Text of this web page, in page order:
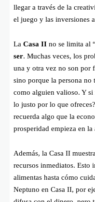
llegar a través de la
el juego y las inversiones
La Casa II no se limita al
ser. Muchas veces, los
una y otra vez no son por
sino porque la persona no
como alguien valioso. Y
lo justo por lo que
recuerda algo que la
prosperidad empieza en la
Además, la Casa II
recursos inmediatos. Esto
alimentas hasta cómo
Neptuno en Casa II, por